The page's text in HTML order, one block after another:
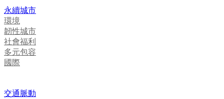
永續城市
環境
韌性城市
社會福利
多元包容
國際
交通脈動